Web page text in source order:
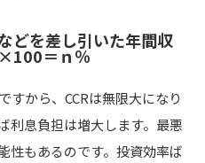
どを差し引いた年間収
＝ｎ％
すから、CCRは無限大になり
利息負担は増大します。最悪
性もあるのです。投資効率ば